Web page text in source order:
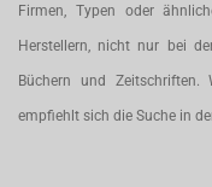
Firmen, Typen oder
Herstellern, nicht nur bei
Büchern und Zeitschriften.
empfiehlt sich die Suche in